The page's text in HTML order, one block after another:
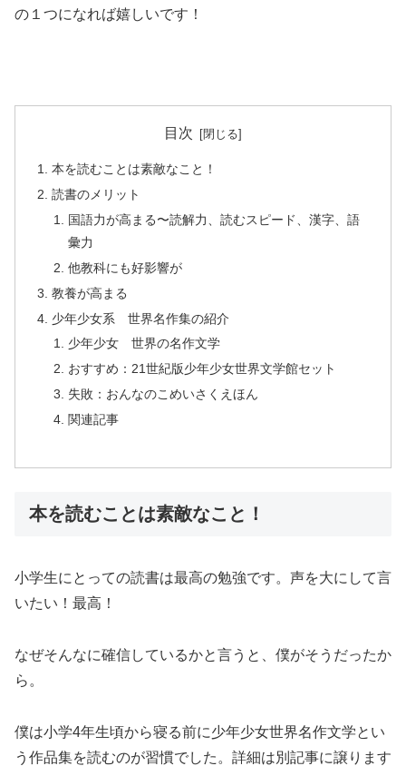
の１つになれば嬉しいです！
目次
本を読むことは素敵なこと！
読書のメリット
国語力が高まる〜読解力、読むスピード、漢字、語
彙力
他教科にも好影響が
教養が高まる
少年少女系 世界名作集の紹介
少年少女 世界の名作文学
おすすめ：21世紀版少年少女世界文学館セット
失敗：おんなのこめいさくえほん
関連記事
本を読むことは素敵なこと！
小学生にとっての読書は最高の勉強です。声を大にして言
いたい！最高！
なぜそんなに確信しているかと言うと、僕がそうだったか
ら。
僕は小学4年生頃から寝る前に少年少女世界名作文学とい
う作品集を読むのが習慣でした。詳細は別記事に譲ります